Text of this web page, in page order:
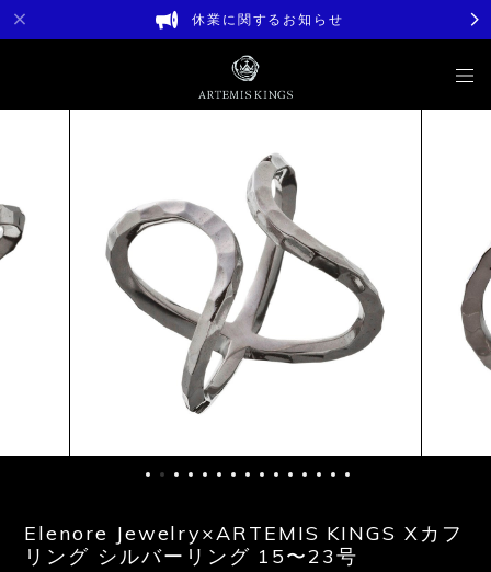
休業に関するお知らせ
Elenore Jewelry×ARTEMIS KINGS Xカフ
リング シルバーリング 15〜23号